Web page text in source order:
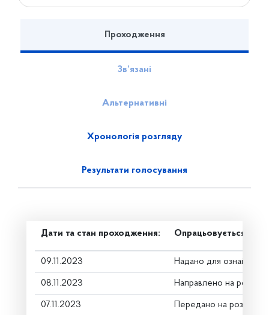
Проходження
Зв’язані
Альтернативні
Хронологія розгляду
Результати голосування
Дати та стан проходження: Опрацьовується в
09.11.2023 Надано для
08.11.2023 Направлено на
07.11.2023 Передано на розгляд